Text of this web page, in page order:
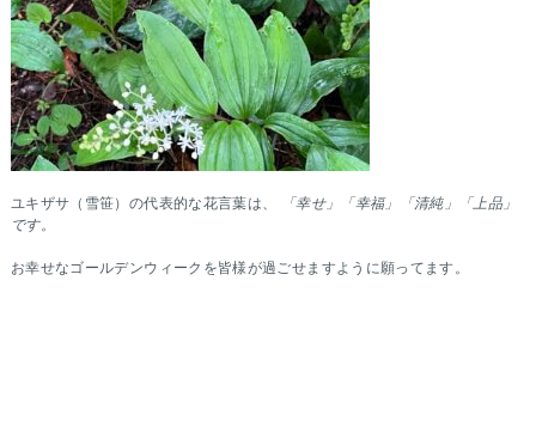
ユキザサ（雪笹）の代表的な花言葉は、
「幸せ」「幸福」「清純」「上品」
です。
お幸せなゴールデンウィークを皆様が過ごせますように願ってます。